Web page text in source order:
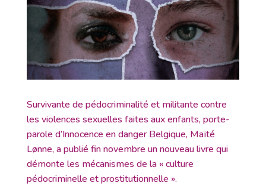
Survivante de pédocriminalité et militante contre
les violences sexuelles faites aux enfants, porte-
parole d’Innocence en danger Belgique, Maïté
Lønne, a publié fin novembre un nouveau livre qui
démonte les mécanismes de la « culture
pédocriminelle et prostitutionnelle ».